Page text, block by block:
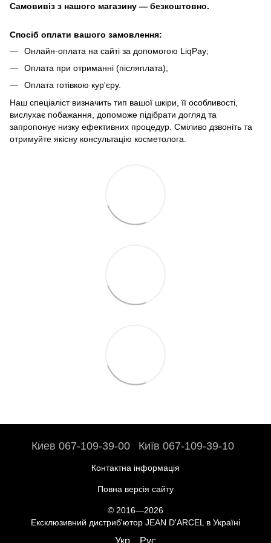
Самовивіз з нашого магазину — безкоштовно.
Спосіб оплати вашого замовлення:
Онлайн-оплата на сайті за допомогою LiqPay;
Оплата при отриманні (післяплата);
Оплата готівкою кур'єру.
Наш спеціаліст визначить тип вашої шкіри, її особливості,
вислухає побажання, допоможе підібрати догляд та
запропонує низку ефективних процедур. Сміливо дзвоніть та
отримуйте якісну консультацію косметолога.
Киев 067-109-39-00 Київ 067-109-39-10
Контактна інформація
Повна версія сайту
© 2016—2026
Ексклюзивний дистриб'ютор JEAN D'ARCEL в Україні
Укр Рус